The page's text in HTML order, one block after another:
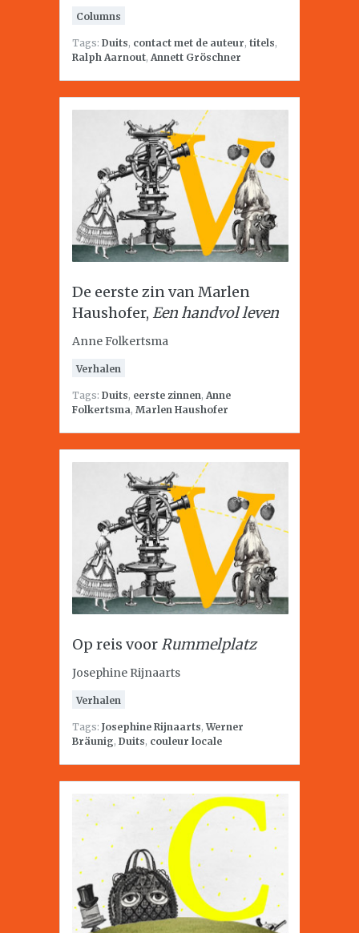
Columns
Tags: Duits, contact met de auteur, titels,
Ralph Aarnout, Annett Gröschner
De eerste zin van Marlen
Haushofer, Een handvol leven
Anne Folkertsma
Verhalen
Tags: Duits, eerste zinnen, Anne
Folkertsma, Marlen Haushofer
Op reis voorRummelplatz
Josephine Rijnaarts
Verhalen
Tags: Josephine Rijnaarts,Werner
Bräunig, Duits, couleur locale